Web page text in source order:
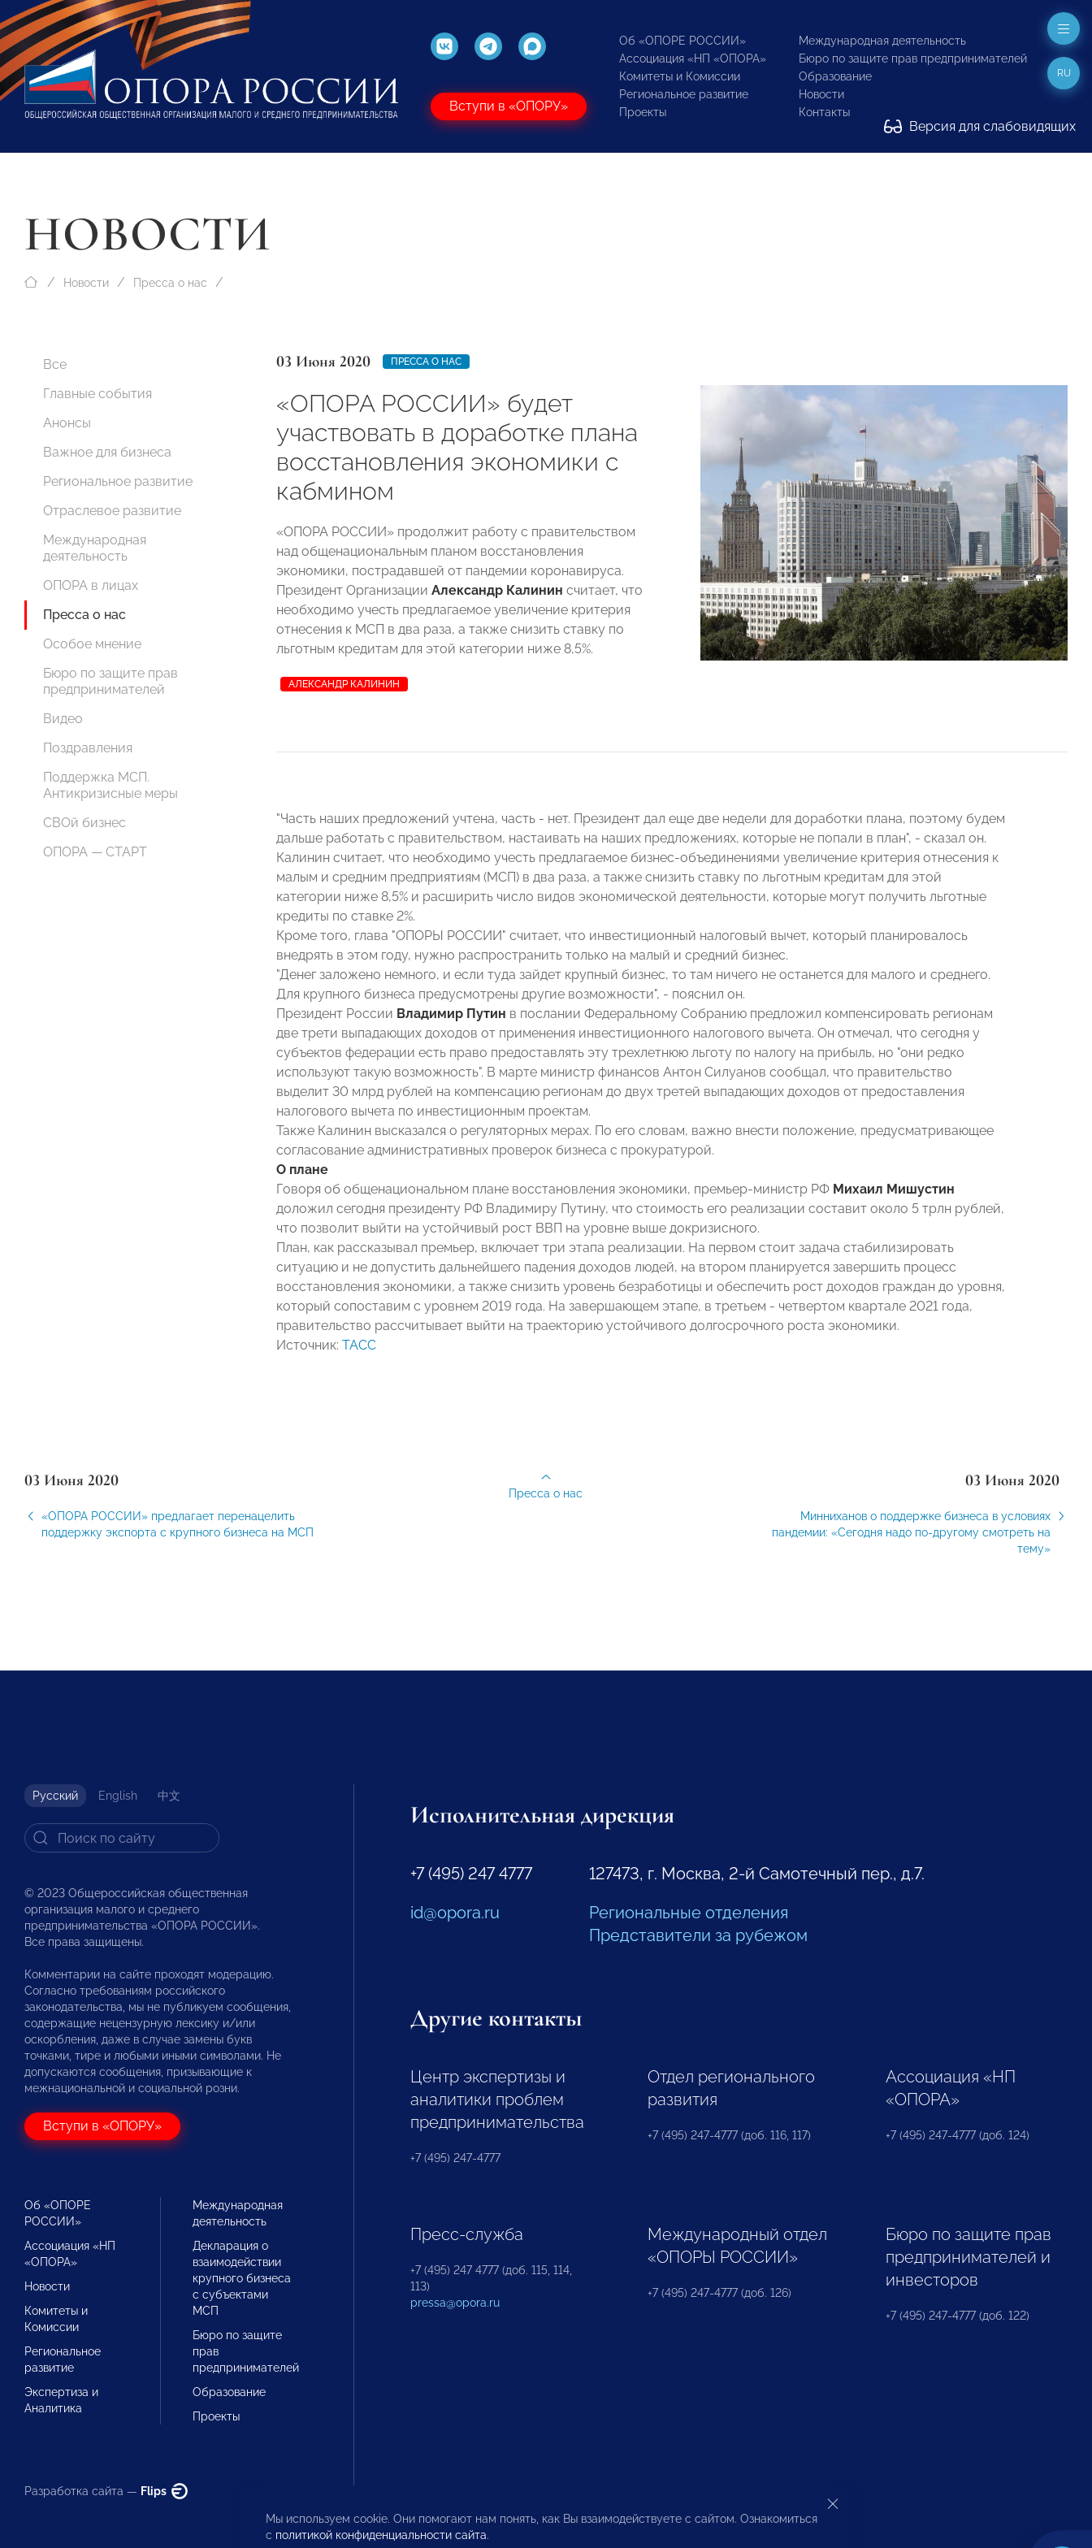
Вступи в «ОПОРУ»
Об «ОПОРЕ РОССИИ»
Ассоциация «НП «ОПОРА»
Комитеты и Комиссии
Региональное развитие
Проекты
Международная деятельность
Бюро по защите прав предпринимателей
Образование
Новости
Контакты
Версия для слабовидящих
RU
НОВОСТИ
Новости Пресса о нас
Все
Главные события
Анонсы
Важное для бизнеса
Региональное развитие
Отраслевое развитие
Международная
деятельность
ОПОРА в лицах
Пресса о нас
Особое мнение
Бюро по защите прав
предпринимателей
Видео
Поздравления
Поддержка МСП.
Антикризисные меры
СВОй бизнес
ОПОРА — СТАРТ
03 Июня 2020 ПРЕССА О НАС
«ОПОРА РОССИИ» будет
участвовать в доработке плана
восстановления экономики с
кабмином
«ОПОРА РОССИИ» продолжит работу с правительством
над общенациональным планом восстановления
экономики, пострадавшей от пандемии коронавируса.
Президент Организации Александр Калинин считает, что
необходимо учесть предлагаемое увеличение критерия
отнесения к МСП в два раза, а также снизить ставку по
льготным кредитам для этой категории ниже 8,5%.
АЛЕКСАНДР КАЛИНИН
"Часть наших предложений учтена, часть - нет. Президент дал еще две недели для доработки плана, поэтому будем
дальше работать с правительством, настаивать на наших предложениях, которые не попали в план", - сказал он.
Калинин считает, что необходимо учесть предлагаемое бизнес-объединениями увеличение критерия отнесения к
малым и средним предприятиям (МСП) в два раза, а также снизить ставку по льготным кредитам для этой
категории ниже 8,5% и расширить число видов экономической деятельности, которые могут получить льготные
кредиты по ставке 2%.
Кроме того, глава "ОПОРЫ РОССИИ" считает, что инвестиционный налоговый вычет, который планировалось
внедрять в этом году, нужно распространить только на малый и средний бизнес.
"Денег заложено немного, и если туда зайдет крупный бизнес, то там ничего не останется для малого и среднего.
Для крупного бизнеса предусмотрены другие возможности", - пояснил он.
Президент России Владимир Путин в послании Федеральному Собранию предложил компенсировать регионам
две трети выпадающих доходов от применения инвестиционного налогового вычета. Он отмечал, что сегодня у
субъектов федерации есть право предоставлять эту трехлетнюю льготу по налогу на прибыль, но "они редко
используют такую возможность". В марте министр финансов Антон Силуанов сообщал, что правительство
выделит 30 млрд рублей на компенсацию регионам до двух третей выпадающих доходов от предоставления
налогового вычета по инвестиционным проектам.
Также Калинин высказался о регуляторных мерах. По его словам, важно внести положение, предусматривающее
согласование административных проверок бизнеса с прокуратурой.
О плане
Говоря об общенациональном плане восстановления экономики, премьер-министр РФ Михаил Мишустин
доложил сегодня президенту РФ Владимиру Путину, что стоимость его реализации составит около 5 трлн рублей,
что позволит выйти на устойчивый рост ВВП на уровне выше докризисного.
План, как рассказывал премьер, включает три этапа реализации. На первом стоит задача стабилизировать
ситуацию и не допустить дальнейшего падения доходов людей, на втором планируется завершить процесс
восстановления экономики, а также снизить уровень безработицы и обеспечить рост доходов граждан до уровня,
который сопоставим с уровнем 2019 года. На завершающем этапе, в третьем - четвертом квартале 2021 года,
правительство рассчитывает выйти на траекторию устойчивого долгосрочного роста экономики.
Источник: ТАСС
03 Июня 2020
«ОПОРА РОССИИ» предлагает перенацелить
поддержку экспорта с крупного бизнеса на МСП
03 Июня 2020
Минниханов о поддержке бизнеса в условиях
пандемии: «Сегодня надо по-другому смотреть на
тему»
Пресса о нас
Русский English 中文
© 2023 Общероссийская общественная
организация малого и среднего
предпринимательства «ОПОРА РОССИИ».
Все права защищены.
Комментарии на сайте проходят модерацию.
Согласно требованиям российского
законодательства, мы не публикуем сообщения,
содержащие нецензурную лексику и/или
оскорбления, даже в случае замены букв
точками, тире и любыми иными символами. Не
допускаются сообщения, призывающие к
межнациональной и социальной розни.
Вступи в «ОПОРУ»
Об «ОПОРЕ
РОССИИ»
Ассоциация «НП
«ОПОРА»
Новости
Комитеты и
Комиссии
Региональное
развитие
Экспертиза и
Аналитика
Международная
деятельность
Декларация о
взаимодействии
крупного бизнеса
с субъектами
МСП
Бюро по защите
прав
предпринимателей
Образование
Проекты
Разработка сайта — Flips
Исполнительная дирекция
+7 (495) 247 4777
id@opora.ru
127473, г. Москва, 2-й Самотечный пер., д.7.
Региональные отделения
Представители за рубежом
Другие контакты
Центр экспертизы и
аналитики проблем
предпринимательства
+7 (495) 247-4777
Отдел регионального
развития
+7 (495) 247-4777 (доб. 116, 117)
Ассоциация «НП
«ОПОРА»
+7 (495) 247-4777 (доб. 124)
Пресс-служба
+7 (495) 247 4777 (доб. 115, 114,
113)
pressa@opora.ru
Международный отдел
«ОПОРЫ РОССИИ»
+7 (495) 247-4777 (доб. 126)
Бюро по защите прав
предпринимателей и
инвесторов
+7 (495) 247-4777 (доб. 122)
Мы используем cookie. Они помогают нам понять, как Вы взаимодействуете с сайтом. Ознакомиться
с политикой конфиденциальности сайта.